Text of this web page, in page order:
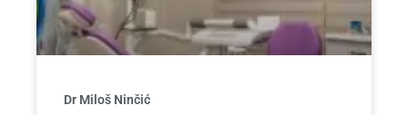
Dr Miloš Ninčić